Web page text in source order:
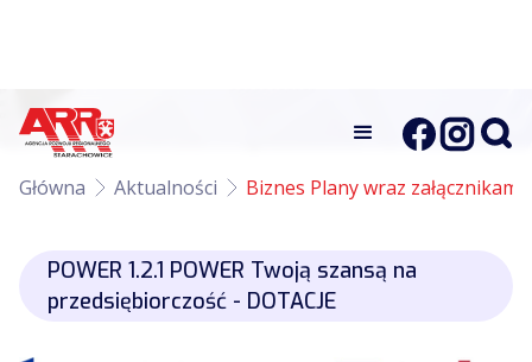
Główna Aktualności Biznes Plany wraz
POWER 1.2.1 POWER Twoją szansą na
przedsiębiorczość - DOTACJE